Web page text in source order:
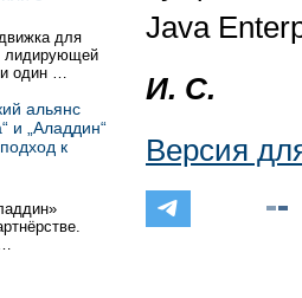
для
лидирующей
и один …
альянс
и „Аладдин“
к
Java
И. С.
Версия